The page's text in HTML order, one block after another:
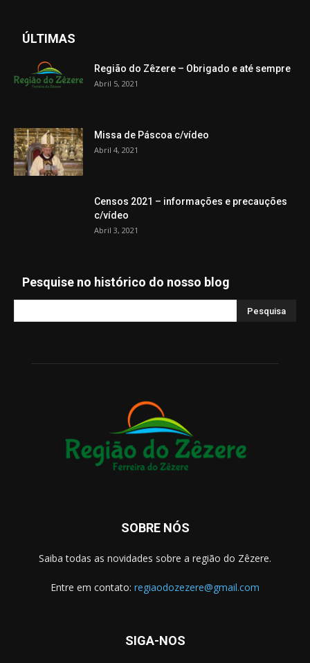
ÚLTIMAS
Região do Zêzere – Obrigado e até sempre
Abril 5, 2021
Missa de Páscoa c/vídeo
Abril 4, 2021
Censos 2021 – informações e precauções
c/vídeo
Abril 3, 2021
Pesquise no histórico do nosso blog
SOBRE NÓS
Saiba todas as novidades sobre a região do Zêzere.
Entre em contato: regiaodozezere@gmail.com
SIGA-NOS